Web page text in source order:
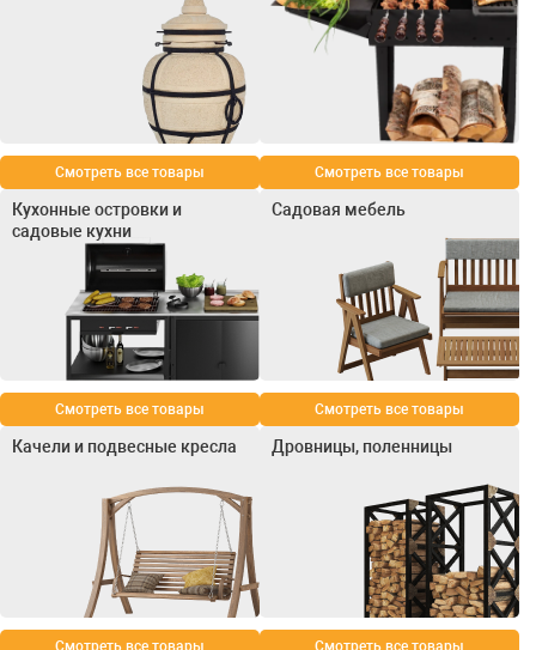
Смотреть все товары Смотреть все товары
Кухонные островки и
садовые кухни
Смотреть все товары
Садовая мебель
Смотреть все товары
Качели и подвесные кресла
Смотреть все товары
Дровницы, поленницы
Смотреть все товары